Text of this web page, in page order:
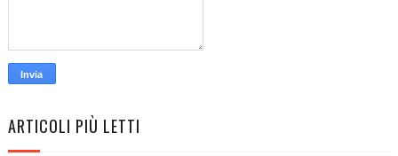
ARTICOLI PIÙ LETTI